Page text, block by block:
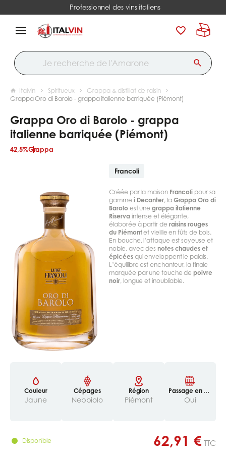
Professionnel des vins italiens
Italvin Spiritueux
Grappa & distillat de raisin
Grappa Oro di Barolo - grappa italienne barriquée (Piémont)
Grappa Oro di Barolo - grappa
italienne barriquée (Piémont)
42,5%Grappa
Couleur
Jaune
Cépages
Nebbiolo
Région
Piémont
Passage en ba
rriques/tonnea
Oui
Disponible 62,91 € TTC
Francoli
Créée par la maison Francoli pour sa
gamme i Decanter, la Grappa Oro di
Baroloest unegrappa italienne
Riserva intense et élégante,
élaborée à partir de raisins rouges
du Piémontet vieillie en fûts de bois.
En bouche, l’attaque est soyeuse et
noble, avec des notes chaudes et
épicéesqui enveloppent le palais.
L’équilibre est enchanteur, la finale
marquée par une touche de poivre
noir, longue et inoubliable.